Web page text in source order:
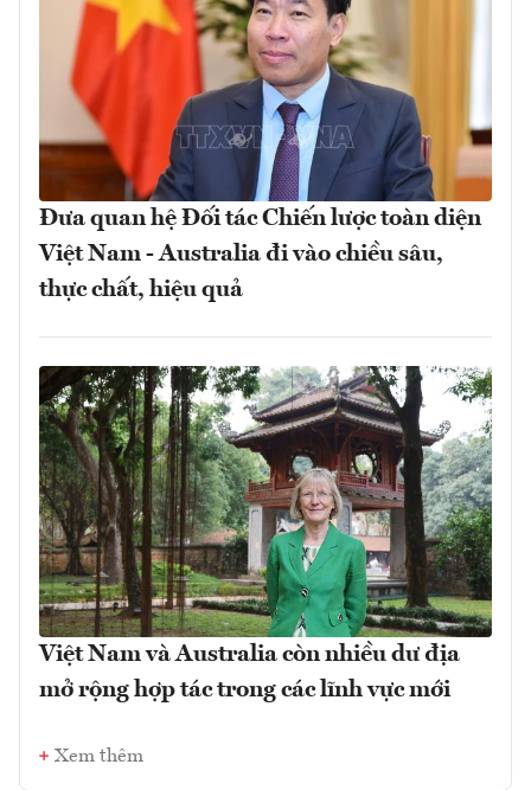
Đưa quan hệ Đối tác Chiến lược toàn diện
Việt Nam - Australia đi vào chiều sâu,
thực chất, hiệu quả
Việt Nam và Australia còn nhiều dư địa
mở rộng hợp tác trong các lĩnh vực mới
Xem thêm